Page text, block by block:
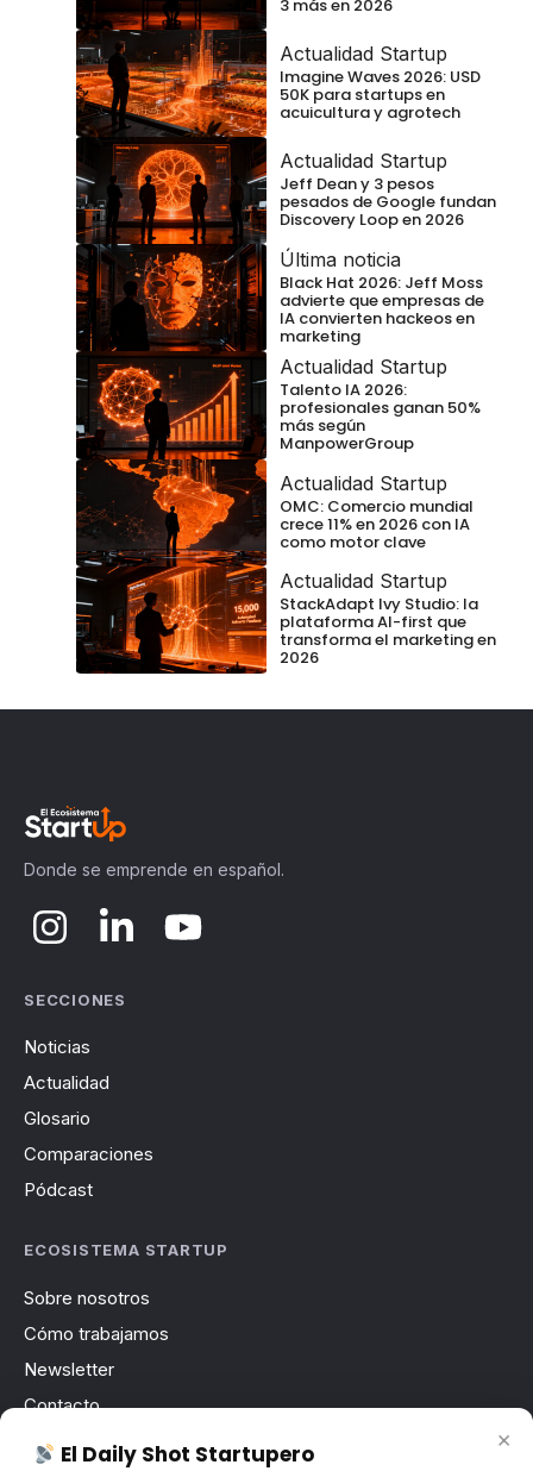
3 más en 2026
Actualidad Startup
Imagine Waves 2026: USD
50K para startups en
acuicultura y agrotech
Actualidad Startup
Jeff Dean y 3 pesos
pesados de Google fundan
Discovery Loop en 2026
Última noticia
Black Hat 2026: Jeff Moss
advierte que empresas de
IA convierten hackeos en
marketing
Actualidad Startup
Talento IA 2026:
profesionales ganan 50%
más según
ManpowerGroup
Actualidad Startup
OMC: Comercio mundial
crece 11% en 2026 con IA
como motor clave
Actualidad Startup
StackAdapt Ivy Studio: la
plataforma AI-first que
transforma el marketing en
2026
Donde se emprende en español.
SECCIONES
Noticias
Actualidad
Glosario
Comparaciones
Pódcast
ECOSISTEMA STARTUP
Sobre nosotros
Cómo trabajamos
Newsletter
Contacto
Publicidad
×
El Daily Shot Startupero